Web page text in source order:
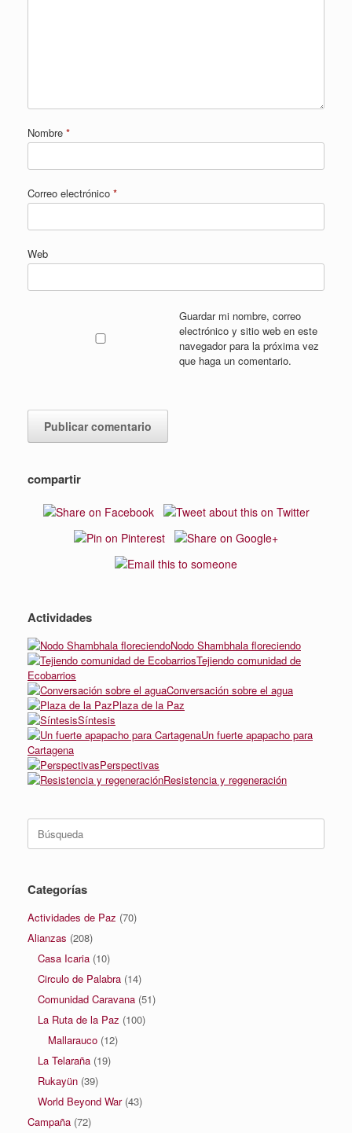
Nombre *
Correo electrónico *
Web
Guardar mi nombre, correo
electrónico y sitio web en este
navegador para la próxima vez
que haga un comentario.
compartir
Actividades
Nodo Shambhala floreciendo
Tejiendo comunidad de
Ecobarrios
Conversación sobre el agua
Plaza de la Paz
Síntesis
Un fuerte apapacho para
Cartagena
Perspectivas
Resistencia y regeneración
Categorías
Actividades de Paz (70)
Alianzas (208)
Casa Icaria (10)
Circulo de Palabra (14)
Comunidad Caravana (51)
La Ruta de la Paz (100)
Mallarauco (12)
La Telaraña (19)
Rukayün (39)
World Beyond War(43)
Campaña (72)